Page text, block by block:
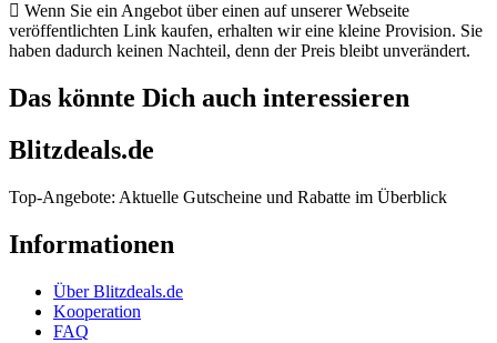
Wenn Sie ein Angebot über einen auf unserer Webseite
veröffentlichten Link kaufen, erhalten wir eine kleine Provision. Sie
haben dadurch keinen Nachteil, denn der Preis bleibt unverändert.
Das könnte Dich auch interessieren
Blitzdeals.de
Top-Angebote: Aktuelle Gutscheine und Rabatte im Überblick
Informationen
Über Blitzdeals.de
Kooperation
FAQ